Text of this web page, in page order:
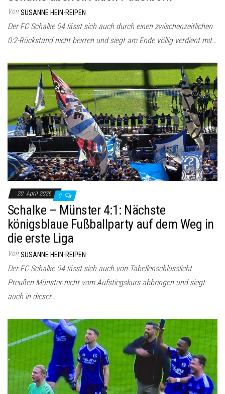
Von SUSANNE HEIN-REIPEN
Der FC Schalke 04 lässt sich auch durch einen zwischenzeitlichen
0:2-Rückstand nicht beirren und siegt am Ende völlig verdient mit…
20. April 2026 0
Schalke – Münster 4:1: Nächste
königsblaue Fußballparty auf dem Weg in
die erste Liga
Von SUSANNE HEIN-REIPEN
Der FC Schalke 04 lässt sich auch von Tabellenschlusslicht
Preußen Münster nicht vom Aufstiegskurs abbringen und siegt
auch in dieser…